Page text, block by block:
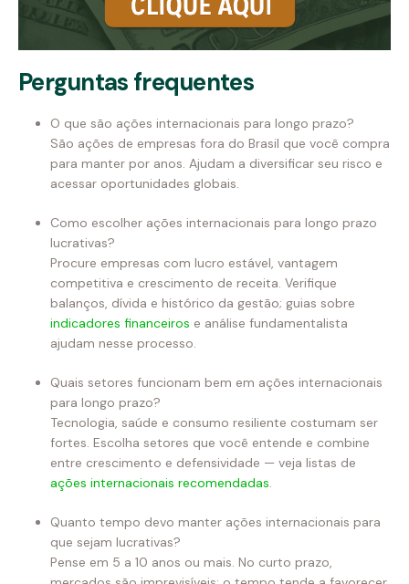
Perguntas frequentes
O que são ações internacionais para longo prazo?
São ações de empresas fora do Brasil que você compra
para manter por anos. Ajudam a diversificar seu risco e
acessar oportunidades globais.
Como escolher ações internacionais para longo prazo
lucrativas?
Procure empresas com lucro estável, vantagem
competitiva e crescimento de receita. Verifique
balanços, dívida e histórico da gestão; guias sobre
indicadores financeiros e análise fundamentalista
ajudam nesse processo.
Quais setores funcionam bem em ações internacionais
para longo prazo?
Tecnologia, saúde e consumo resiliente costumam ser
fortes. Escolha setores que você entende e combine
entre crescimento e defensividade — veja listas de
ações internacionais recomendadas.
Quanto tempo devo manter ações internacionais para
que sejam lucrativas?
Pense em 5 a 10 anos ou mais. No curto prazo,